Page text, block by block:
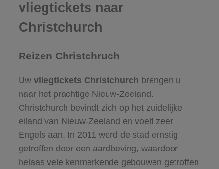
vliegtickets naar
Christchurch
Reizen Christchruch
Uw vliegtickets Christchurch brengen u
naar het prachtige Nieuw-Zeeland.
Christchurch bevindt zich op het zuidelijke
eiland van Nieuw-Zeeland en voelt zeer
Engels aan. In 2011 werd de stad ernstig
getroffen door een aardbeving, waardoor
helaas vele kenmerkende gebouwen getroffen